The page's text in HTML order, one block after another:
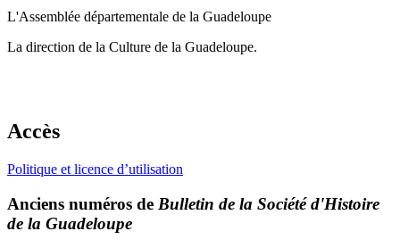
L'Assemblée départementale de la Guadeloupe
La direction de la Culture de la Guadeloupe.
Accès
Politique et licence d’utilisation
Anciens numéros de Bulletin de la Société d'Histoire
de la Guadeloupe